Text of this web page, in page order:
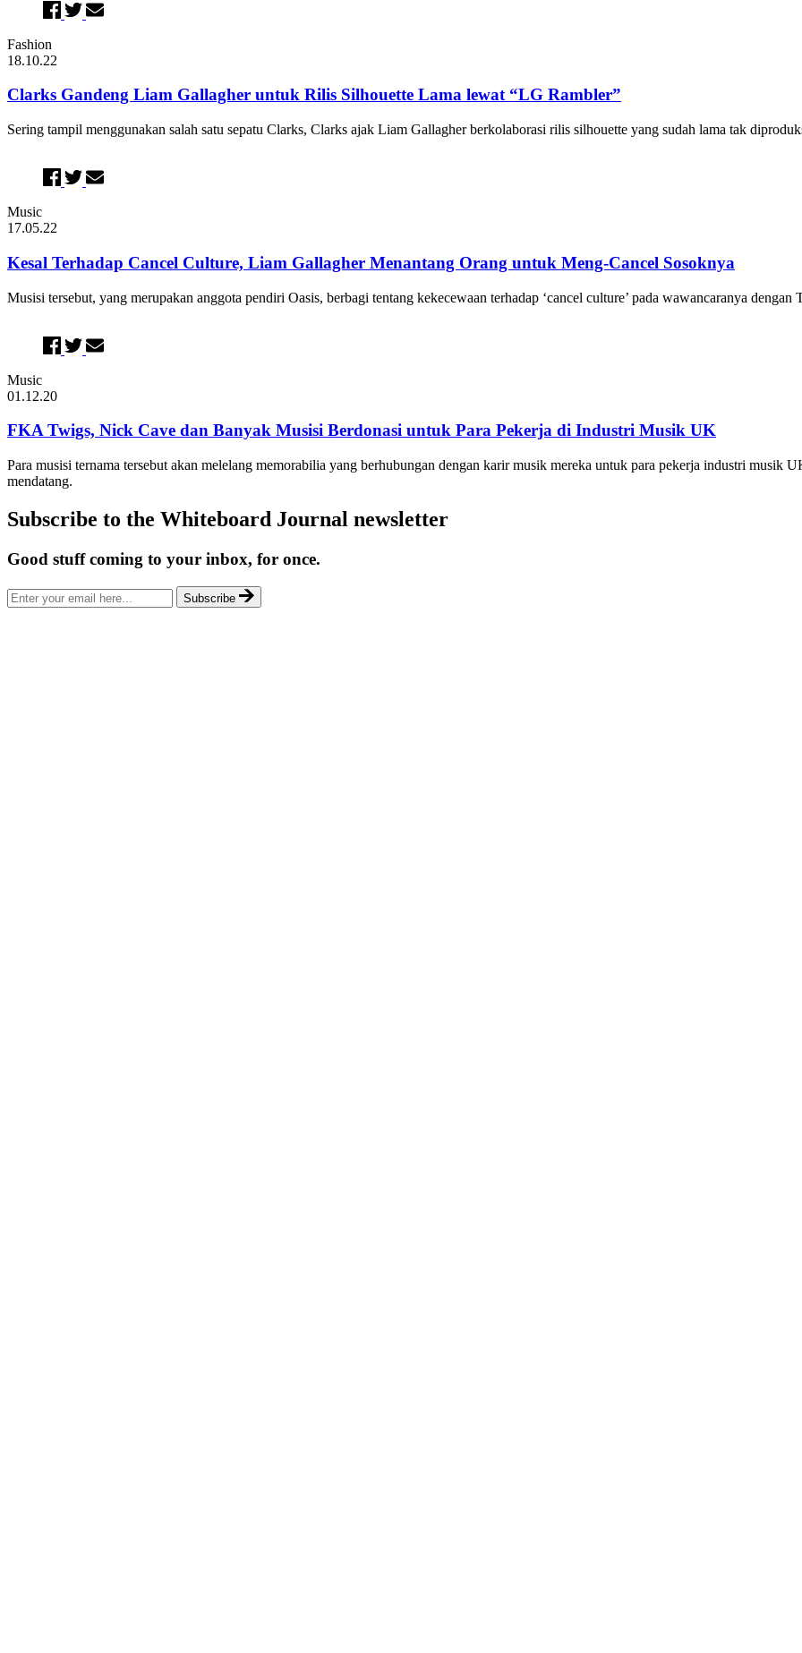
Fashion
18.10.22
Clarks Gandeng Liam Gallagher untuk Rilis Silhouette Lama lewat “LG Rambler”
Sering tampil menggunakan salah satu sepatu Clarks, Clarks ajak Liam Gallagher berkolaborasi rilis silhouette yang sudah lama tak
Music
17.05.22
Kesal Terhadap Cancel Culture, Liam Gallagher Menantang Orang untuk Meng-Cancel Sosoknya
Musisi tersebut, yang merupakan anggota pendiri Oasis, berbagi tentang kekecewaan terhadap ‘cancel culture’ pada wawancaranya dengan
Music
01.12.20
FKA Twigs, Nick Cave dan Banyak Musisi Berdonasi untuk Para Pekerja di Industri Musik UK
Para musisi ternama tersebut akan melelang memorabilia yang berhubungan dengan karir musik mereka untuk para pekerja industri musik
mendatang.
Subscribe to the Whiteboard Journal newsletter
Good stuff coming to your inbox, for once.
Subscribe